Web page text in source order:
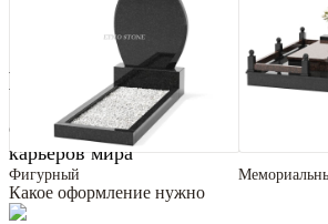
Фигурный
Какое оформление нужно
Виды гранита
Самый большой выбор гранита и
карьеров мира